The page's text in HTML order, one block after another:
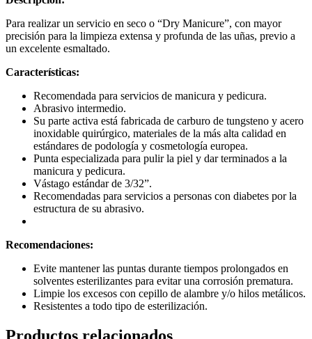
Para realizar un servicio en seco o “Dry Manicure”, con mayor
precisión para la limpieza extensa y profunda de las uñas, previo a
un excelente esmaltado.
Características:
Recomendada para servicios de manicura y pedicura.
Abrasivo intermedio.
Su parte activa está fabricada de carburo de tungsteno y acero
inoxidable quirúrgico, materiales de la más alta calidad en
estándares de podología y cosmetología europea.
Punta especializada para pulir la piel y dar terminados a la
manicura y pedicura.
Vástago estándar de 3/32”.
Recomendadas para servicios a personas con diabetes por la
estructura de su abrasivo.
Recomendaciones:
Evite mantener las puntas durante tiempos prolongados en
solventes esterilizantes para evitar una corrosión prematura.
Limpie los excesos con cepillo de alambre y/o hilos metálicos.
Resistentes a todo tipo de esterilización.